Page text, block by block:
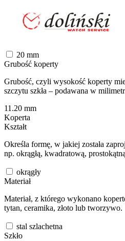
20 mm
Grubość koperty
Grubość, czyli wysokość koperty
szczytu szkła – podawana w
11.20 mm
Koperta
Kształt
Określa formę, w jakiej została
np. okrągłą, kwadratową,
okrągły
Materiał
Materiał, z którego wykonano
tytan, ceramika, złoto lub tworzywo.
stal szlachetna
Szkło